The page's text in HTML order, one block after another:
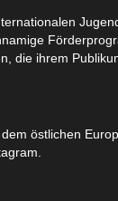
die ihrem
östlichen